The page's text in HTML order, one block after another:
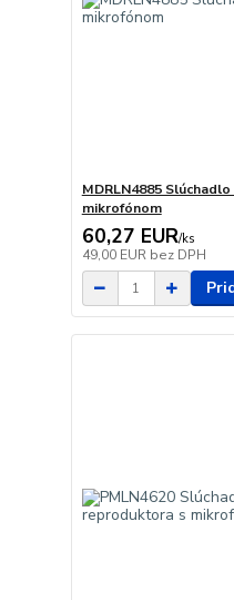
MDRLN4885
mikrofónom
60,27 EUR/ks
49,00 EUR bez DPH